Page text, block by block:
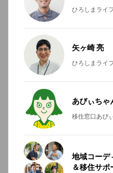
ひろしまライ
矢ヶ崎 亮
ひろしまライ
あびぃちゃ
移住窓口あび
地域コーデ
＆移住サポ